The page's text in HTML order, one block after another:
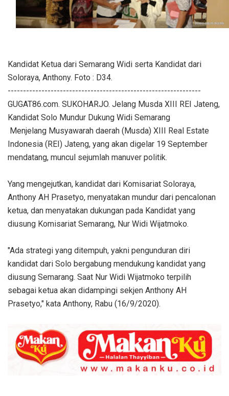
Kandidat Ketua dari Semarang Widi serta Kandidat dari
Soloraya, Anthony. Foto : D34.
---------------------------------------------------------------
GUGAT86.com. SUKOHARJO. Jelang Musda XIII REI Jateng,
Kandidat Solo Mundur Dukung Widi Semarang
Menjelang Musyawarah daerah (Musda) XIII Real Estate
Indonesia (REI) Jateng, yang akan digelar 19 September
mendatang, muncul sejumlah manuver politik.
Yang mengejutkan, kandidat dari Komisariat Soloraya,
Anthony AH Prasetyo, menyatakan mundur dari pencalonan
ketua, dan menyatakan dukungan pada Kandidat yang
diusung Komisariat Semarang, Nur Widi Wijatmoko.
"Ada strategi yang ditempuh, yakni pengunduran diri
kandidat dari Solo bergabung mendukung kandidat yang
diusung Semarang. Saat Nur Widi Wijatmoko terpilih
sebagai ketua akan didampingi sekjen Anthony AH
Prasetyo," kata Anthony, Rabu (16/9/2020).